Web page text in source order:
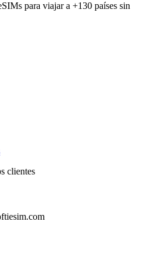
para viajar a +130 países sin
clientes